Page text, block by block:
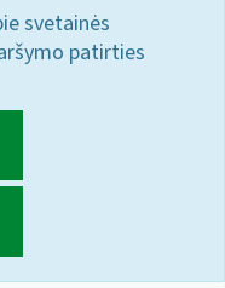
svetainės
patirties